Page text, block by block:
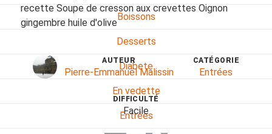
Boissons
Desserts
Diabete
En vedette
Entrées
recette Soupe de cresson aux crevettes Oignon
gingembre huile d'olive
AUTEUR
Pierre-Emmanuel Malissin
CATÉGORIE
Entrées
DIFFICULTÉ
Facile